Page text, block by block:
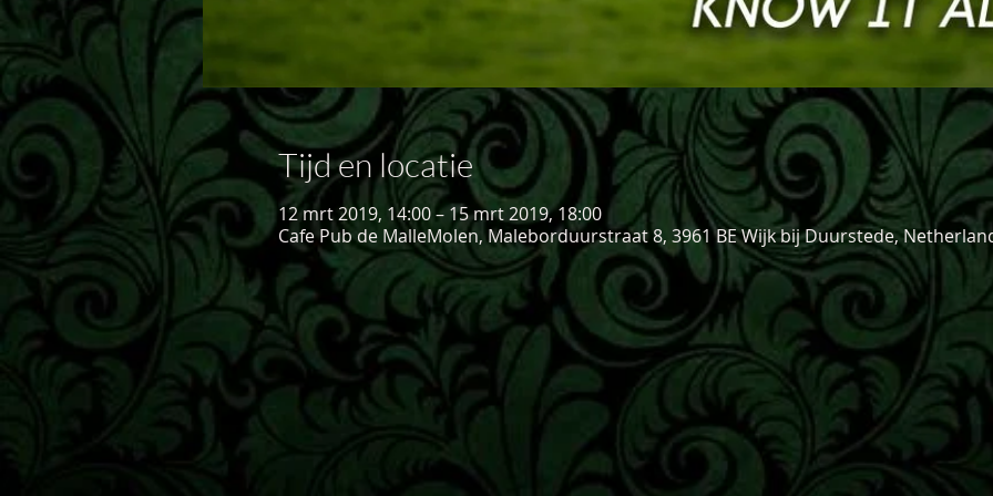
Tijd en locatie
12 mrt 2019, 14:00 – 15 mrt 2019, 18:00
Cafe Pub de MalleMolen, Maleborduurstraat 8, 3961 BE Wijk bij Duurstede,